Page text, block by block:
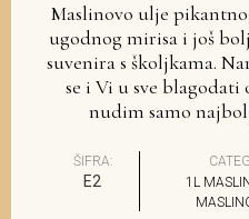
Maslinovo ulje
ugodnog mirisa i još
suvenira s školjkama.
se i Vi u sve
nudim samo
ŠIFRA:
E2
1L